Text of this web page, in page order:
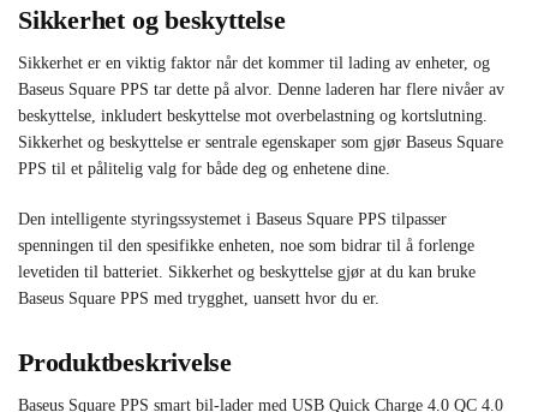
Sikkerhet og beskyttelse
Sikkerhet er en viktig faktor når det kommer til lading av enheter, og
Baseus Square PPS tar dette på alvor. Denne laderen har flere nivåer av
beskyttelse, inkludert beskyttelse mot overbelastning og kortslutning.
Sikkerhet og beskyttelse er sentrale egenskaper som gjør Baseus Square
PPS til et pålitelig valg for både deg og enhetene dine.
Den intelligente styringssystemet i Baseus Square PPS tilpasser
spenningen til den spesifikke enheten, noe som bidrar til å forlenge
levetiden til batteriet. Sikkerhet og beskyttelse gjør at du kan bruke
Baseus Square PPS med trygghet, uansett hvor du er.
Produktbeskrivelse
Baseus Square PPS smart bil-lader med USB Quick Charge 4.0 QC 4.0